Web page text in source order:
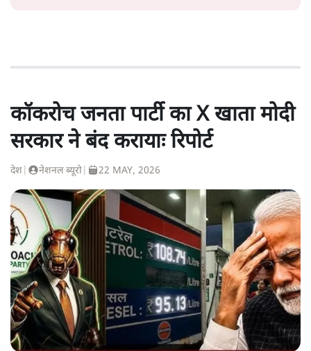
कॉकरोच जनता पार्टी का X खाता मोदी
सरकार ने बंद करायाः रिपोर्ट
देश नेशनल ब्यूरो 22 MAY, 2026